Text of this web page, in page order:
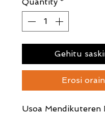
Gehitu
Erosi orain
Usoa Mendikuteren